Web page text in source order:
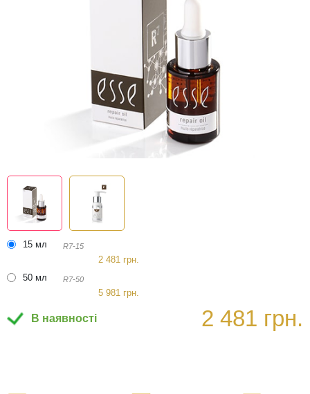
15 мл R7-15
2 481 грн.
50 мл
R7-50
5 981 грн.
В наявності 2 481 грн.